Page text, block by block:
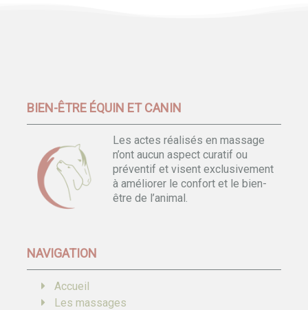
BIEN-ÊTRE ÉQUIN ET CANIN
Les actes réalisés en massage
n’ont aucun aspect curatif ou
préventif et visent exclusivement
à améliorer le confort et le bien-
être de l’animal.
NAVIGATION
Accueil
Les massages